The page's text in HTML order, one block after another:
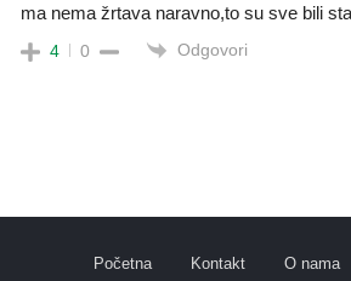
ma nema žrtava naravno,to su sve bili
4 0 Odgovori
Početna Kontakt O nama